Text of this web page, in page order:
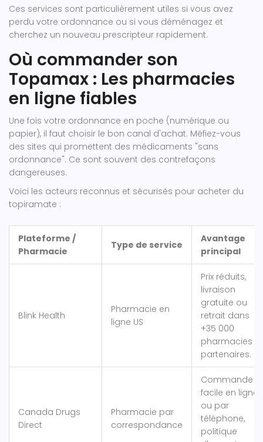
Ces services sont particulièrement utiles si vous avez
perdu votre ordonnance ou si vous déménagez et
cherchez un nouveau prescripteur rapidement.
Où commander son
Topamax : Les pharmacies
en ligne fiables
Une fois votre ordonnance en poche (numérique ou
papier), il faut choisir le bon canal d'achat. Méfiez-vous
des sites qui promettent des médicaments "sans
ordonnance". Ce sont souvent des contrefaçons
dangereuses.
Voici les acteurs reconnus et sécurisés pour acheter du
topiramate :
Plateforme /
Pharmacie
Type de service
Avantage
principal
Blink Health
Pharmacie en
ligne US
Prix réduits,
livraison
gratuite ou
retrait dans
+35 000
pharmacies
partenaires.
Canada Drugs
Direct
Pharmacie par
correspondance
Commande
facile en ligne
ou par
téléphone,
politique